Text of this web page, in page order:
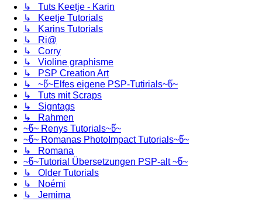
↳ Tuts Keetje - Karin
↳ Keetje Tutorials
↳ Karins Tutorials
↳ Ri@
↳ Corry
↳ Violine graphisme
↳ PSP Creation Art
↳ ~წ~Elfes eigene PSP-Tutirials~წ~
↳ Tuts mit Scraps
↳ Signtags
↳ Rahmen
~წ~ Renys Tutorials~წ~
~წ~ Romanas PhotoImpact Tutorials~წ~
↳ Romana
~წ~Tutorial Übersetzungen PSP-alt ~წ~
↳ Older Tutorials
↳ Noémi
↳ Jemima